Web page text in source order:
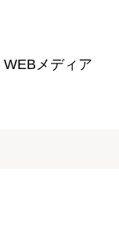
WEBメディア